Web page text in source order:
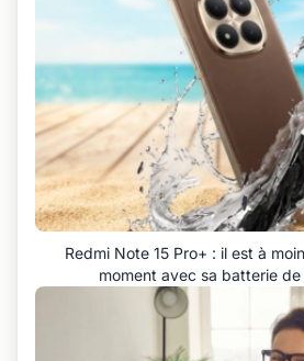
Redmi Note 15 Pro+ : il est à
moment avec sa batterie